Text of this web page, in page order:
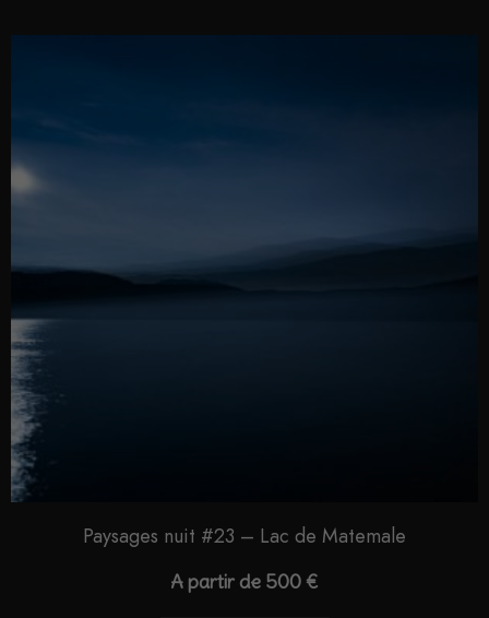
Paysages nuit #23 – Lac de Matemale
A partir de 500 €